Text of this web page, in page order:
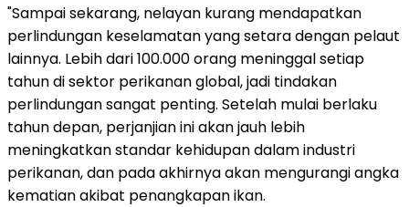
"Sampai sekarang, nelayan kurang mendapatkan
perlindungan keselamatan yang setara dengan pelaut
lainnya. Lebih dari 100.000 orang meninggal setiap
tahun di sektor perikanan global, jadi tindakan
perlindungan sangat penting. Setelah mulai berlaku
tahun depan, perjanjian ini akan jauh lebih
meningkatkan standar kehidupan dalam industri
perikanan, dan pada akhirnya akan mengurangi angka
kematian akibat penangkapan ikan.